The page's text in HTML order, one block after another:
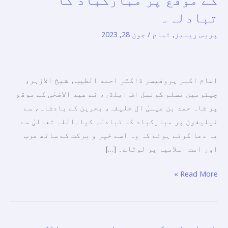
تبادلہ۔
پریس ریلیز , تمام / جون 28, 2023
امام اکبر پروفیسر ڈاکٹر احمد الطیب، شیخ الازہر،
چیئرمین مسلم کونسل اف ایلڈر، نے عید الاضحٰی کے موقع
پر شاہ حمد بن عیسیٰ ال خلیفہ، بحرین کے بادشاہ، سے
ٹیلیفون پر مبارکباد کا تبادلہ کیا۔اللہ تعالیٰ سے
یہ دعا کرتے ہوئے کہ وہ اسے خیر و برکت کے ساتھ عرب
اور امت اسلامیہ پر لوٹاے۔ […]
ایلڈر
اور
بادشاہ
کے
درمیان
عید
الاضحیٰ
کے
پر
کا
Read More »